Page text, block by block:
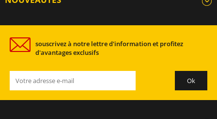
souscrivez à notre lettre d'information et profitez
d'avantages exclusifs